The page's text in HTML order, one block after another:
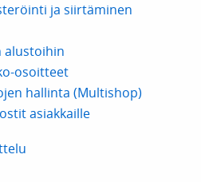
ja siirtäminen
alustoihin
osoitteet
hallinta (Multishop)
asiakkaille